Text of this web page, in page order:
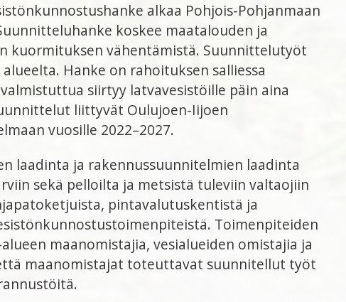
alkaa Pohjois-Pohjanmaan
koskee maatalouden ja
kuormituksen vähentämistä. Suunnittelutyöt
Hanke on rahoituksen salliessa
siirtyy latvavesistöille päin aina
liittyvät Oulujoen-Iijoen
vuosille 2022–2027.
laadinta ja rakennussuunnitelmien laadinta
sekä pelloilta ja metsistä tuleviin valtaojiin
pintavalutuskentistä ja
Toimenpiteiden
maanomistajia, vesialueiden omistajia ja
maanomistajat toteuttavat suunnitellut työt